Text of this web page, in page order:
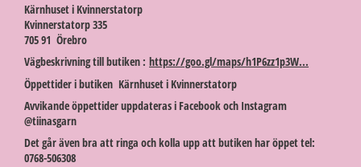
Kärnhuset i Kvinnerstatorp
Kvinnerstatorp 335
705 91 Örebro
Vägbeskrivning till butiken : https://goo.gl/maps/h1P6zz1p3W...
Öppettider i butiken Kärnhuset i Kvinnerstatorp
Avvikande öppettider uppdateras i Facebook och Instagram
@tiinasgarn
Det går även bra att ringa och kolla upp att butiken har öppet tel:
0768-506308